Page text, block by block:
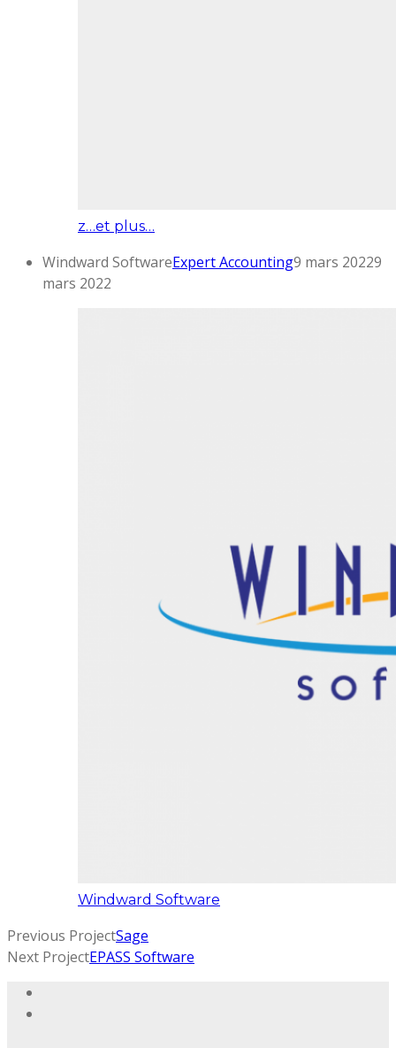
z…et plus…
Windward SoftwareExpert Accounting9 mars 20229
mars 2022
Windward Software
Previous ProjectSage
Next ProjectEPASS Software